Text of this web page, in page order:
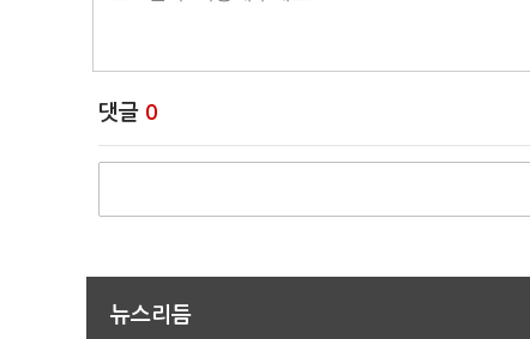
댓글 0
뉴스리듬